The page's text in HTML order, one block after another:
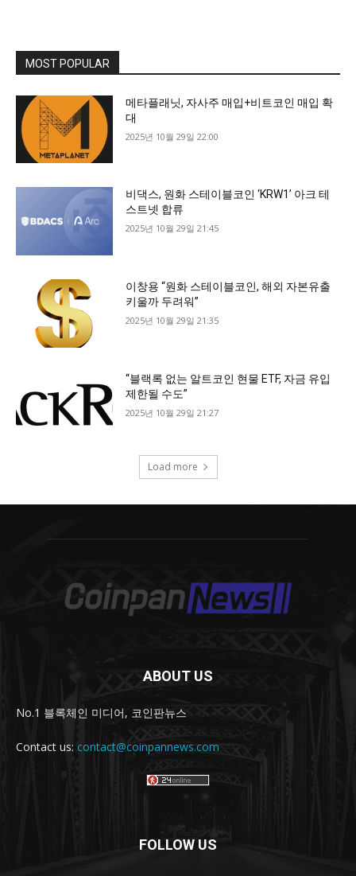
ABOUT US
No.1 블록체인 미디어, 코인판뉴스
Contact us: contact@coinpannews.com
FOLLOW US